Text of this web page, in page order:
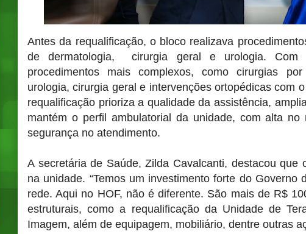
Antes da requalificação, o bloco realizava
de dermatologia, cirurgia geral e urologia.
procedimentos mais complexos, como cirurgias
urologia, cirurgia geral e intervenções ortopédicas com
requalificação prioriza a qualidade da assistência,
mantém o perfil ambulatorial da unidade, com alta
segurança no atendimento.
A secretária de Saúde, Zilda Cavalcanti, destacou
na unidade. “Temos um investimento forte do
rede. Aqui no HOF, não é diferente. São mais de R$
estruturais, como a requalificação da Unidade de
Imagem, além de equipagem, mobiliário, dentre outras